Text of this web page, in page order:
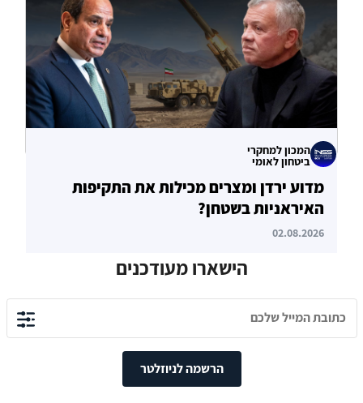
04.08.2026
המכון למחקרי
ביטחון לאומי
מדוע ירדן ומצרים מכילות את התקיפות
האיראניות בשטחן?
02.08.2026
הישארו מעודכנים
הרשמה לניוזלטר